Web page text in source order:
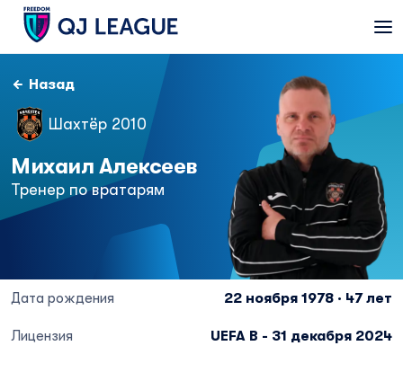
Назад
Шахтёр 2010
Михаил Алексеев
Тренер по вратарям
Дата рождения 22 ноября 1978 · 47 лет
Лицензия UEFA B - 31 декабря 2024